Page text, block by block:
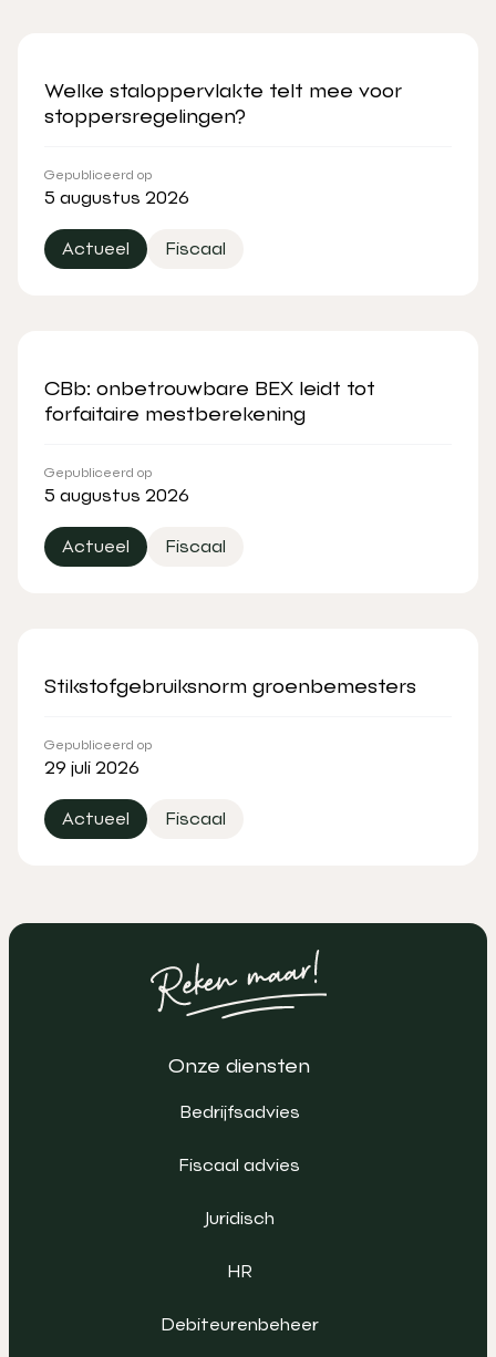
Welke staloppervlakte telt mee voor
stoppersregelingen?
Gepubliceerd op
5 augustus 2026
Actueel Fiscaal
CBb: onbetrouwbare BEX leidt tot
forfaitaire mestberekening
Gepubliceerd op
5 augustus 2026
Actueel Fiscaal
Stikstofgebruiksnorm groenbemesters
Gepubliceerd op
29 juli 2026
Actueel Fiscaal
Onze diensten
Bedrijfsadvies
Fiscaal advies
Juridisch
HR
Debiteurenbeheer